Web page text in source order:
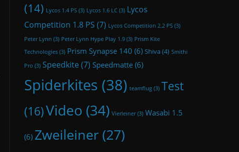
(14) Lycos 1.4 PS (3) Lycos 1.6 LC (3) Lycos
Competition 1.8 PS (7) Lycos Competition 2.2 PS (3)
Peter Lynn (3) Peter Lynn Hype Play 1.9 (3) Prism Kite
Technologies (3) Prism Synapse 140 (6) Shiva(4) Smithi
Pro (3) Speedkite (7) Speedmatte(6)
Spiderkites (38) teamflug (3) Test
(16)Video (34) Vierleiner(3) Wasabi 1.5
(6) Zweileiner (27)